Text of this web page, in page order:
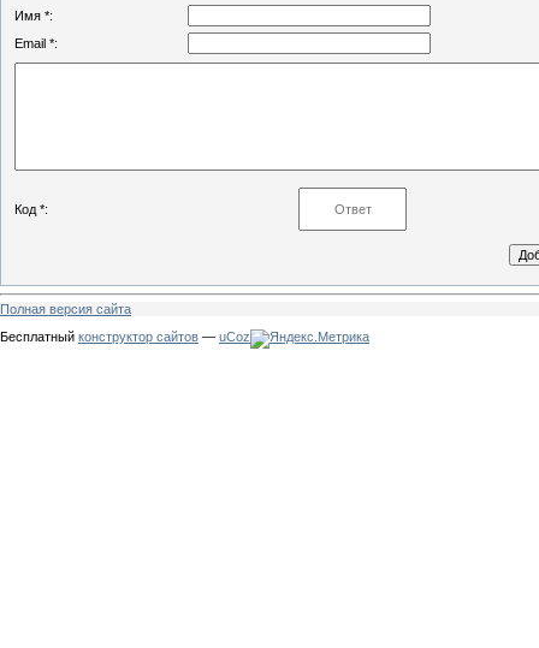
Имя *:
Email *:
Код *:
Полная версия сайта
Бесплатный конструктор сайтов — uCoz